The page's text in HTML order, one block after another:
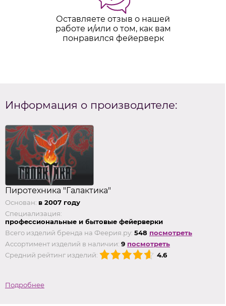
Оставляете отзыв о нашей
работе и/или о том, как вам
понравился фейерверк
Информация о производителе:
Пиротехника "Галактика"
Основан: в 2007 году
Специализация:
профессиональные и бытовые фейерверки
Всего изделий бренда на Феерия.ру: 548 посмотреть
Ассортимент изделий в наличии: 9 посмотреть
Средний рейтинг изделий:
4.6
Подробнее